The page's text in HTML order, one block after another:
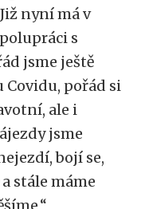
nyní má v
s
jsme ještě
pořád si
ale i
jsme
bojí se,
stále máme